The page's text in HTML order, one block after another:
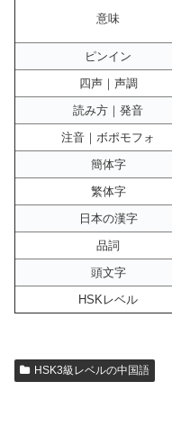
意味
ピンイン
四声｜声調
読み方｜発音
注音｜ボポモフォ
簡体字
繁体字
日本の漢字
品詞
頭文字
HSKレベル
HSK3級レベルの中国語